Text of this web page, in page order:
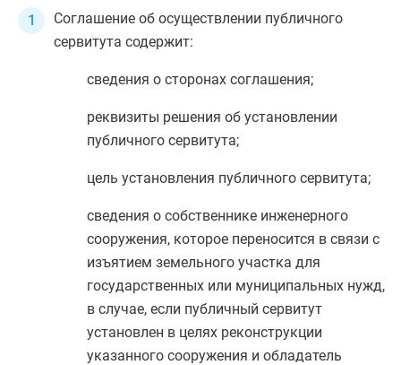
Соглашение об осуществлении публичного
сервитута содержит:
сведения о сторонах соглашения;
реквизиты решения об установлении
публичного сервитута;
цель установления публичного сервитута;
сведения о собственнике инженерного
сооружения, которое переносится в связи с
изъятием земельного участка для
государственных или муниципальных нужд,
в случае, если публичный сервитут
установлен в целях реконструкции
указанного сооружения и обладатель